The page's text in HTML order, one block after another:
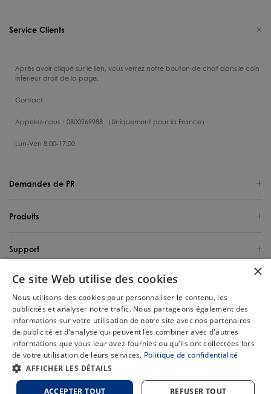
Service Clients
Après avoir cliqué sur le lien, vous verrez notre bouton de chat dans le coin
inférieur droit de la page.
Contact
Appelez-nous：0800969988 （Uniquement pour la France）
Lun-Ven 8:00-17:00
Demandes de PR
Produits
Support
Qui sommes-nous
France / Français
Copyright 2025 Tineco Intelligent Germany GmbH. Tous les droits sont
réservés.
site
cookies
×
Ce site Web utilise des cookies
Nous utilisons des cookies pour personnaliser le contenu, les
publicités et analyser notre trafic. Nous partageons également des
informations sur votre utilisation de notre site avec nos partenaires
de publicité et d'analyse qui peuvent les combiner avec d'autres
informations que vous leur avez fournies ou qu'ils ont collectées lors
de votre utilisation de leurs services. Politique de confidentialité
AFFICHER LES DÉTAILS
ACCEPTER TOUT REFUSER TOUT